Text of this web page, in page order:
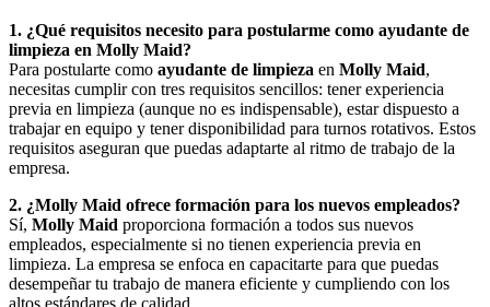
1. ¿Qué requisitos necesito para postularme como ayudante de
limpieza en Molly Maid?
Para postularte como ayudante de limpieza en Molly Maid,
necesitas cumplir con tres requisitos sencillos: tener experiencia
previa en limpieza (aunque no es indispensable), estar dispuesto a
trabajar en equipo y tener disponibilidad para turnos rotativos. Estos
requisitos aseguran que puedas adaptarte al ritmo de trabajo de la
empresa.
2. ¿Molly Maid ofrece formación para los nuevos empleados?
Sí, Molly Maid proporciona formación a todos sus nuevos
empleados, especialmente si no tienen experiencia previa en
limpieza. La empresa se enfoca en capacitarte para que puedas
desempeñar tu trabajo de manera eficiente y cumpliendo con los
altos estándares de calidad.